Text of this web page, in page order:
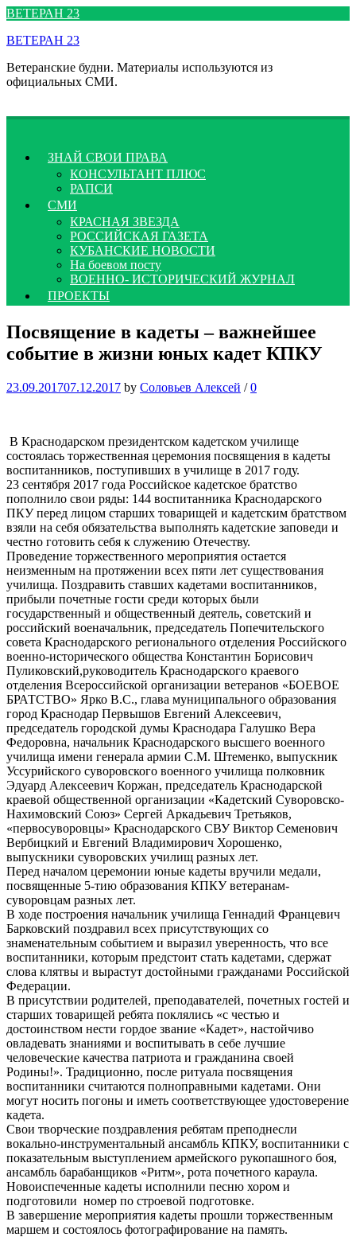
Перейти
содержимому
ВЕТЕРАН 23
ВЕТЕРАН 23
Ветеранские будни. Материалы используются из
официальных СМИ.
ЗНАЙ СВОИ ПРАВА
КОНСУЛЬТАНТ ПЛЮС
РАПСИ
СМИ
КРАСНАЯ ЗВЕЗДА
РОССИЙСКАЯ ГАЗЕТА
КУБАНСКИЕ НОВОСТИ
На боевом посту
ВОЕННО- ИСТОРИЧЕСКИЙ ЖУРНАЛ
ПРОЕКТЫ
Посвящение в кадеты – важнейшее
событие в жизни юных кадет КПКУ
23.09.201707.12.2017 by Соловьев Алексей / 0
В Краснодарском президентском кадетском училище
состоялась торжественная церемония посвящения в кадеты
воспитанников, поступивших в училище в 2017 году.
23 сентября 2017 года Российское кадетское братство
пополнило свои ряды: 144 воспитанника Краснодарского
ПКУ перед лицом старших товарищей и кадетским братством
взяли на себя обязательства выполнять кадетские заповеди и
честно готовить себя к служению Отечеству.
Проведение торжественного мероприятия остается
неизменным на протяжении всех пяти лет существования
училища. Поздравить ставших кадетами воспитанников,
прибыли почетные гости среди которых были
государственный и общественный деятель, советский и
российский военачальник, председатель Попечительского
совета Краснодарского регионального отделения Российского
военно-исторического общества Константин Борисович
Пуликовский,руководитель Краснодарского краевого
отделения Всероссийской организации ветеранов «БОЕВОЕ
БРАТСТВО» Ярко В.С., глава муниципального образования
город Краснодар Первышов Евгений Алексеевич,
председатель городской думы Краснодара Галушко Вера
Федоровна, начальник Краснодарского высшего военного
училища имени генерала армии С.М. Штеменко, выпускник
Уссурийского суворовского военного училища полковник
Эдуард Алексеевич Коржан, председатель Краснодарской
краевой общественной организации «Кадетский Суворовско-
Нахимовский Союз» Сергей Аркадьевич Третьяков,
«первосуворовцы» Краснодарского СВУ Виктор Семенович
Вербицкий и Евгений Владимирович Хорошенко,
выпускники суворовских училищ разных лет.
Перед началом церемонии юные кадеты вручили медали,
посвященные 5-тию образования КПКУ ветеранам-
суворовцам разных лет.
В ходе построения начальник училища Геннадий Францевич
Барковский поздравил всех присутствующих со
знаменательным событием и выразил уверенность, что все
воспитанники, которым предстоит стать кадетами, сдержат
слова клятвы и вырастут достойными гражданами Российской
Федерации.
В присутствии родителей, преподавателей, почетных гостей и
старших товарищей ребята поклялись «с честью и
достоинством нести гордое звание «Кадет», настойчиво
овладевать знаниями и воспитывать в себе лучшие
человеческие качества патриота и гражданина своей
Родины!». Традиционно, после ритуала посвящения
воспитанники считаются полноправными кадетами. Они
могут носить погоны и иметь соответствующее удостоверение
кадета.
Свои творческие поздравления ребятам преподнесли
вокально-инструментальный ансамбль КПКУ, воспитанники с
показательным выступлением армейского рукопашного боя,
ансамбль барабанщиков «Ритм», рота почетного караула.
Новоиспеченные кадеты исполнили песню хором и
подготовили номер по строевой подготовке.
В завершение мероприятия кадеты прошли торжественным
маршем и состоялось фотографирование на память.